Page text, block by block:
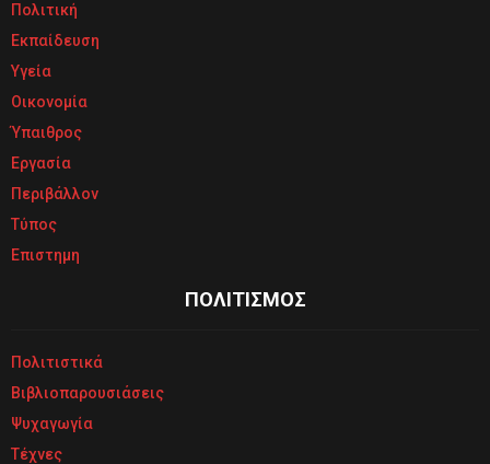
Πολιτική
Εκπαίδευση
Υγεία
Οικονομία
Ύπαιθρος
Εργασία
Περιβάλλον
Τύπος
Επιστημη
ΠΟΛΙΤΙΣΜΟΣ
Πολιτιστικά
Βιβλιοπαρουσιάσεις
Ψυχαγωγία
Τέχνες